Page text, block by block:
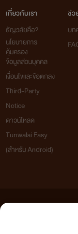
เกี่ยวกับเรา
ธัญวลัยคือ?
นโยบายการ
คุ้มครอง
ข้อมูลส่วนบุคคล
เงื่อนไขและข้อตกลง
Third-Party
Notice
ดาวน์โหลด
Tunwalai Easy
(สำหรับ Android)
ช่ว
บท
เว็บไซต์แห่งนี้ไม่ได้เห็นด้วยและไม่
วิจารณญาณในการกลั่นกรองด้วยต